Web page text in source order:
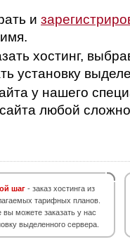
и
хостинг,
установку
у нашего
любой
шаг - заказ хостинга из
тарифных планов.
вы можете заказать у нас
выделенного сервера.